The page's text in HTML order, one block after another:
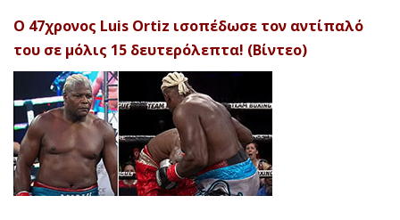
Ο 47χρονος Luis Ortiz ισοπέδωσε τον αντίπαλό
του σε μόλις 15 δευτερόλεπτα! (Βίντεο)